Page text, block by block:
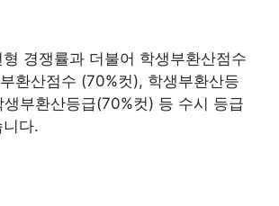
경쟁률과 더불어 학생부환산점수
환산점수 (70%컷), 학생부환산등
부환산등급(70%컷) 등 수시 등급
다.